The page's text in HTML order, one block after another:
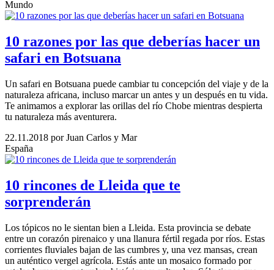
Mundo
10 razones por las que deberías hacer un
safari en Botsuana
Un safari en Botsuana puede cambiar tu concepción del viaje y de la
naturaleza africana, incluso marcar un antes y un después en tu vida.
Te animamos a explorar las orillas del río Chobe mientras despierta
tu naturaleza más aventurera.
22.11.2018 por Juan Carlos y Mar
España
10 rincones de Lleida que te
sorprenderán
Los tópicos no le sientan bien a Lleida. Esta provincia se debate
entre un corazón pirenaico y una llanura fértil regada por ríos. Estas
corrientes fluviales bajan de las cumbres y, una vez mansas, crean
un auténtico vergel agrícola. Estás ante un mosaico formado por